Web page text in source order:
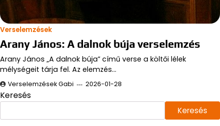
Verselemzések
Arany János: A dalnok búja verselemzés
Arany János „A dalnok búja” című verse a költői lélek
mélységeit tárja fel. Az elemzés…
Verselemzések Gabi 2026-01-28
Keresés
Keresés